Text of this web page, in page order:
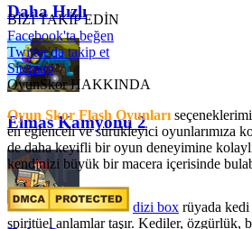
Daha Hızlı
Elmas Kamyonu 2
BİZİ TAKİP EDİN
Facebook'ta beğen
Twitter'da takip et
Sitemap
OyunSkor HAKKINDA
Oyun Skor Flash Oyunları
en eğlenceli ve sürükleyici oyunlarımıza
de daha keyifli bir oyun deneyimine
kendinizi büyük bir macera içerisinde
dizi box rüyada
spiritüel anlamlar taşır. Kediler, özgürlük,